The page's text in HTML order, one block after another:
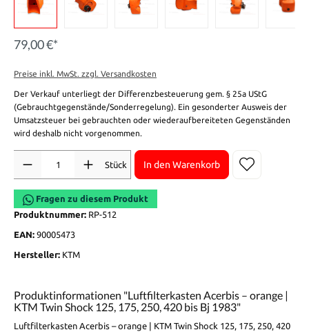
79,00 €*
Preise inkl. MwSt. zzgl. Versandkosten
Der Verkauf unterliegt der Differenzbesteuerung gem. § 25a UStG
(Gebrauchtgegenstände/Sonderregelung). Ein gesonderter Ausweis der
Umsatzsteuer bei gebrauchten oder wiederaufbereiteten Gegenständen
wird deshalb nicht vorgenommen.
Stück
In den Warenkorb
Fragen zu diesem Produkt
Produktnummer: RP-512
EAN: 90005473
Hersteller: KTM
Produktinformationen "Luftfilterkasten Acerbis – orange |
KTM Twin Shock 125, 175, 250, 420 bis Bj 1983"
Luftfilterkasten Acerbis – orange | KTM Twin Shock 125, 175, 250, 420